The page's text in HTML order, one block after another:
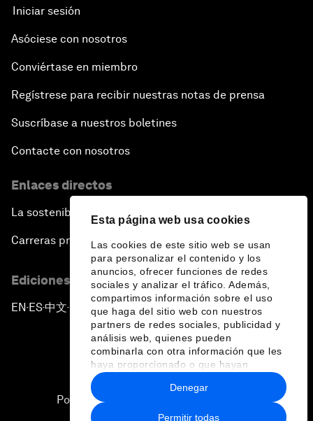
Esta página web usa cookies
Las cookies de este sitio web se usan
para personalizar el contenido y los
anuncios, ofrecer funciones de redes
sociales y analizar el tráfico. Además,
compartimos información sobre el uso
que haga del sitio web con nuestros
partners de redes sociales, publicidad y
análisis web, quienes pueden
combinarla con otra información que les
haya proporcionado o que hayan
recopilado a partir del uso que haya
hecho de sus servicios.
Permitir todas
Denegar
Iniciar sesión
Asóciese con nosotros
Conviértase en miembro
Regístrese para recibir nuestras notas de prensa
Suscríbase a nuestros boletines
Contacte con nosotros
Enlaces directos
La sostenibilidad en el Foro
Carreras profesionales
Ediciones en otros idiomas
EN ▪ ES▪中文▪ 日本語
Política de privacidad y normas de uso